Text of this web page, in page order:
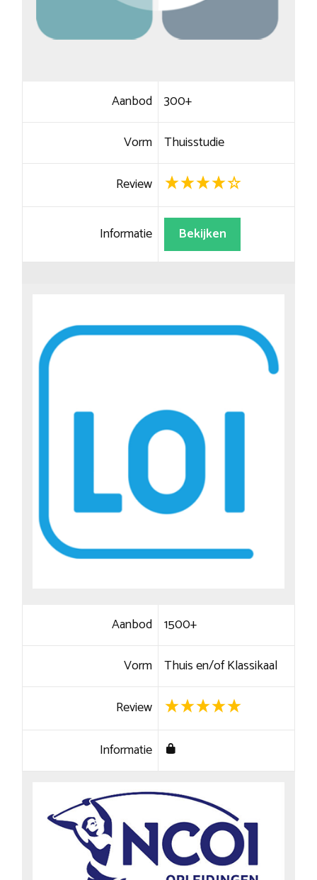
Aanbod 300+
Vorm Thuisstudie
Review
Informatie Bekijken
Aanbod 1500+
Vorm Thuis en/of Klassikaal
Review
Informatie